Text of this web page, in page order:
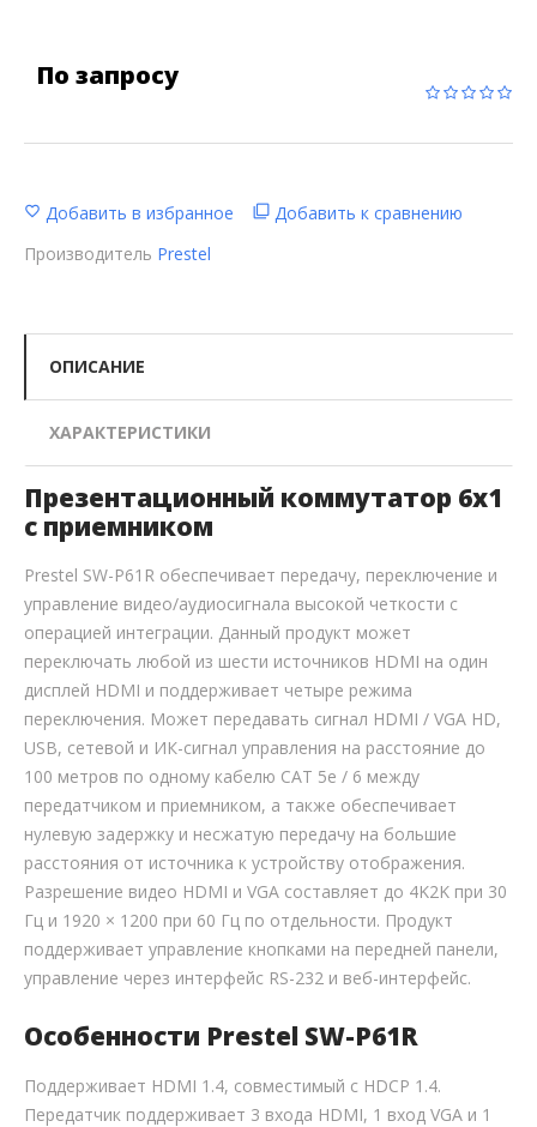
По запросу
Добавить в избранное
Добавить к сравнению
Производитель Prestel
ОПИСАНИЕ
ХАРАКТЕРИСТИКИ
Презентационный коммутатор 6х1
с приемником
Prestel SW-P61R обеспечивает передачу, переключение и
управление видео/аудиосигнала высокой четкости с
операцией интеграции. Данный продукт может
переключать любой из шести источников HDMI на один
дисплей HDMI и поддерживает четыре режима
переключения. Может передавать сигнал HDMI / VGA HD,
USB, сетевой и ИК-сигнал управления на расстояние до
100 метров по одному кабелю CAT 5e / 6 между
передатчиком и приемником, а также обеспечивает
нулевую задержку и несжатую передачу на большие
расстояния от источника к устройству отображения.
Разрешение видео HDMI и VGA составляет до 4K2K при 30
Гц и 1920 × 1200 при 60 Гц по отдельности. Продукт
поддерживает управление кнопками на передней панели,
управление через интерфейс RS-232 и веб-интерфейс.
Особенности Prestel SW-P61R
Поддерживает HDMI 1.4, совместимый с HDCP 1.4.
Передатчик поддерживает 3 входа HDMI, 1 вход VGA и 1